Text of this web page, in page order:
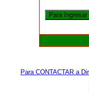
Para CONTACTAR a